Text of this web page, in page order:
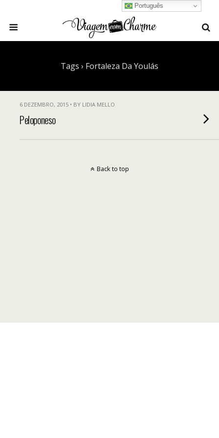
Tags › Fortaleza Da Youlás
6 DEZEMBRO, 2015 • BY LIDIA MELLO
Peloponeso
Português
Back to top